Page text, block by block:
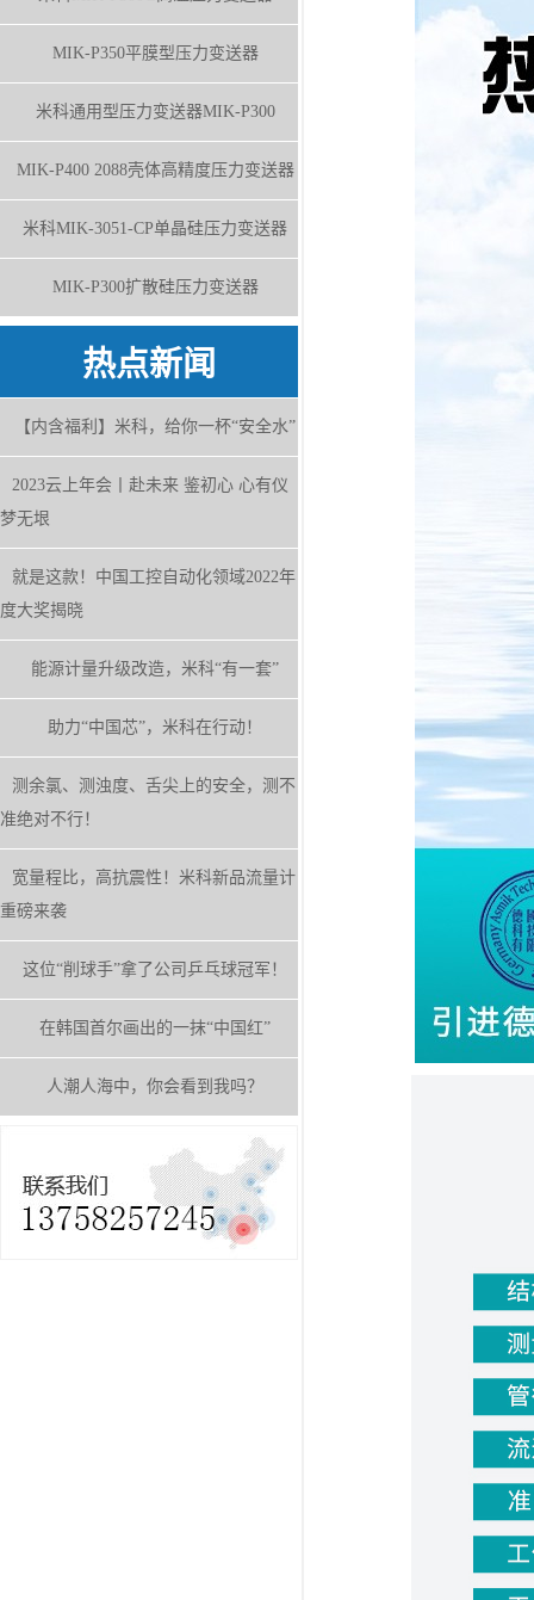
MIK-P350平膜型压力变送器
米科通用型压力变送器MIK-P300
MIK-P400 2088壳体高精度压力变送器
米科MIK-3051-CP单晶硅压力变送器
MIK-P300扩散硅压力变送器
热点新闻
【内含福利】米科，给你一杯“安全水”
2023云上年会丨赴未来 鉴初心 心有仪
梦无垠
就是这款！中国工控自动化领域2022年
度大奖揭晓
能源计量升级改造，米科“有一套”
助力“中国芯”，米科在行动！
测余氯、测浊度、舌尖上的安全，测不
准绝对不行！
宽量程比，高抗震性！米科新品流量计
重磅来袭
这位“削球手”拿了公司乒乓球冠军！
在韩国首尔画出的一抹“中国红”
人潮人海中，你会看到我吗？